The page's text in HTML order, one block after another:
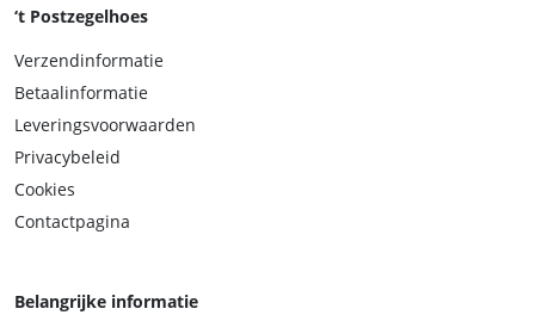
‘t Postzegelhoes
Verzendinformatie
Betaalinformatie
Leveringsvoorwaarden
Privacybeleid
Cookies
Contactpagina
Belangrijke informatie